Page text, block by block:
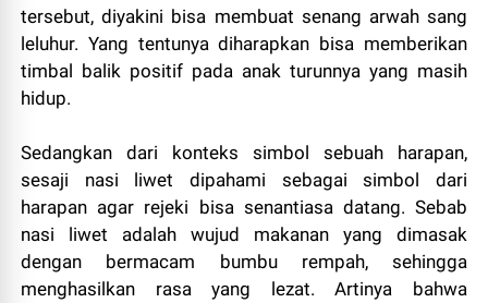
tersebut, diyakini bisa membuat senang arwah sang
leluhur. Yang tentunya diharapkan bisa memberikan
timbal balik positif pada anak turunnya yang masih
hidup.
Sedangkan dari konteks simbol sebuah harapan,
sesaji nasi liwet dipahami sebagai simbol dari
harapan agar rejeki bisa senantiasa datang. Sebab
nasi liwet adalah wujud makanan yang dimasak
dengan bermacam bumbu rempah, sehingga
menghasilkan rasa yang lezat. Artinya bahwa